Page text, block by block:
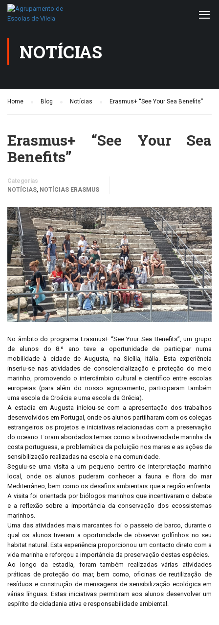
NOTÍCIAS
Home Blog Notícias Erasmus+ “See Your Sea Benefits”
Erasmus+ “See Your Sea
Benefits”
Categorias
NOTÍCIAS, NOTÍCIAS ERASMUS
No âmbito do programa Erasmus+ “See Your Sea Benefits”, um grupo
de alunos do 8.º ano teve a oportunidade de participar numa
mobilidade à cidade de Augusta, na Sicília, Itália. Esta experiência
inseriu-se nas atividades de consciencialização e proteção do meio
marinho, promovendo o intercâmbio cultural e científico entre escolas
europeias (para além do nosso agrupamento, participaram também
uma escola da Croácia e uma escola da Grécia).
A estadia em Augusta iniciou-se com a apresentação dos trabalhos
desenvolvidos em Portugal, onde os alunos partilharam com os colegas
estrangeiros os projetos e iniciativas relacionadas com a preservação
do oceano. Foram abordados temas como a biodiversidade marinha da
costa portuguesa, a problemática da poluição nos mares e as ações de
sensibilização realizadas na escola e na comunidade.
Seguiu-se uma visita a um pequeno centro de interpretação marinho
local, onde os alunos puderam conhecer a fauna e flora do mar
Mediterrâneo, bem como os desafios ambientais que a região enfrenta.
A visita foi orientada por biólogos marinhos que incentivaram o debate
e a reflexão sobre a importância da conservação dos ecossistemas
marinhos.
Uma das atividades mais marcantes foi o passeio de barco, durante o
qual os alunos tiveram a oportunidade de observar golfinhos no seu
habitat natural. Esta experiência proporcionou um contacto direto com a
vida marinha e reforçou a importância da preservação destas espécies.
Ao longo da estadia, foram também realizadas várias atividades
práticas de proteção do mar, bem como, oficinas de reutilização de
resíduos e construção de mensagens de sensibilização ecológica em
várias línguas. Estas iniciativas permitiram aos alunos desenvolver um
espírito de cidadania ativa e responsabilidade ambiental.